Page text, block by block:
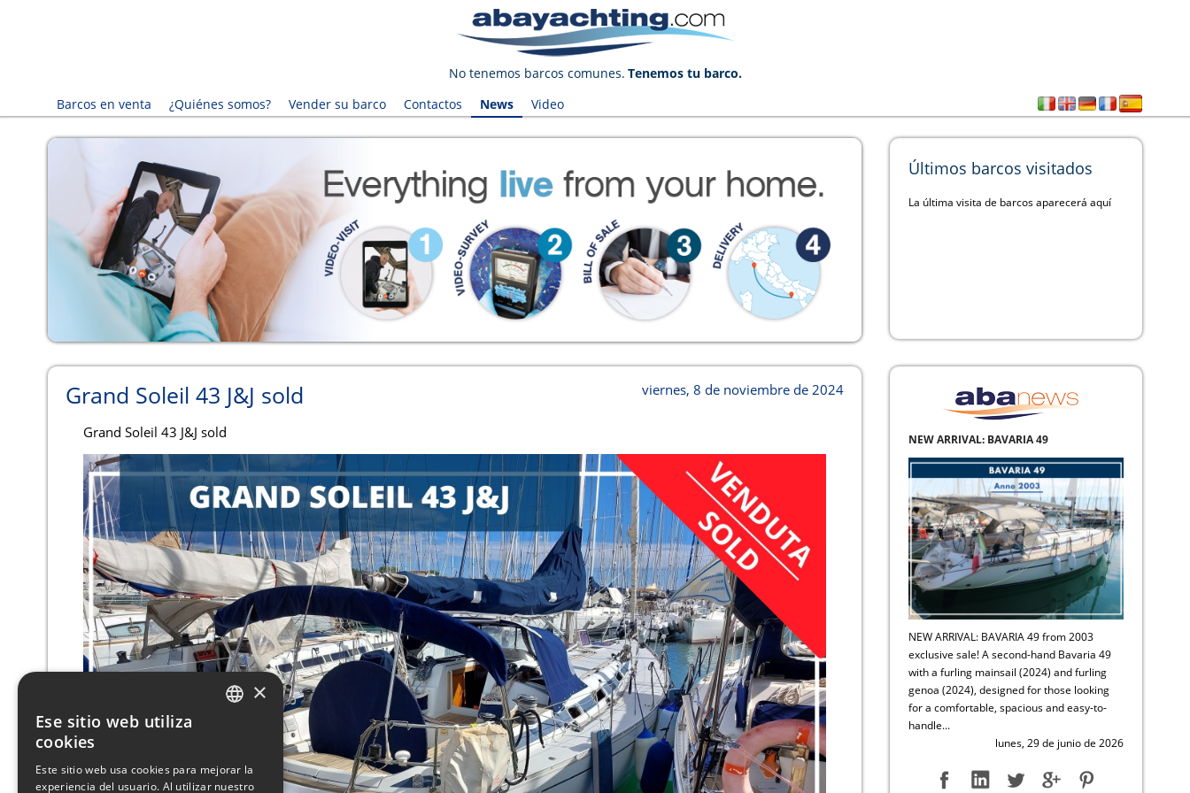
No tenemos barcos comunes. Tenemos tu barco.
Barcos en venta
¿Quiénes somos? Vender su barco Contactos News Video
viernes, 8 de noviembre de 2024
Grand Soleil 43 J&J sold
Grand Soleil 43 J&J sold
Últimos barcos visitados
La última visita de barcos aparecerá aquí
NEW ARRIVAL: BAVARIA 49
NEW ARRIVAL: BAVARIA 49 from 2003
exclusive sale! A second-hand Bavaria 49
with a furling mainsail (2024) and furling
genoa (2024), designed for those looking
for a comfortable, spacious and easy-to-
handle...
lunes, 29 de junio de 2026
FRENCH
×
Ese sitio web utiliza
cookies
Este sitio web usa cookies para mejorar la
experiencia del usuario. Al utilizar nuestro